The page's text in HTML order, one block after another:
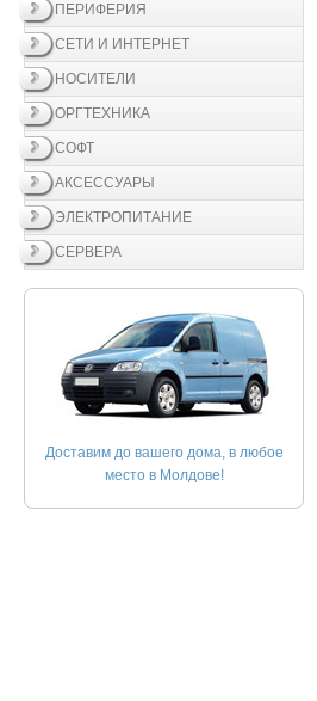
ПЕРИФЕРИЯ
СЕТИ И ИНТЕРНЕТ
НОСИТЕЛИ
ОРГТЕХНИКА
СОФТ
АКСЕССУАРЫ
ЭЛЕКТРОПИТАНИЕ
СЕРВЕРА
Доставим до вашего дома, в любое
место в Молдове!